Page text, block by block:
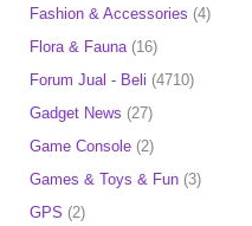
Fashion & Accessories (4)
Flora & Fauna (16)
Forum Jual - Beli (4710)
Gadget News (27)
Game Console (2)
Games & Toys & Fun (3)
GPS (2)